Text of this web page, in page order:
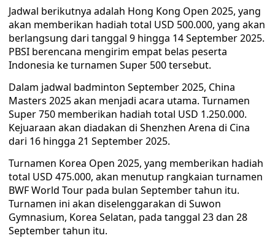
Jadwal berikutnya adalah Hong Kong Open 2025, yang
akan memberikan hadiah total USD 500.000, yang akan
berlangsung dari tanggal 9 hingga 14 September 2025.
PBSI berencana mengirim empat belas peserta
Indonesia ke turnamen Super 500 tersebut.
Dalam jadwal badminton September 2025, China
Masters 2025 akan menjadi acara utama. Turnamen
Super 750 memberikan hadiah total USD 1.250.000.
Kejuaraan akan diadakan di Shenzhen Arena di Cina
dari 16 hingga 21 September 2025.
Turnamen Korea Open 2025, yang memberikan hadiah
total USD 475.000, akan menutup rangkaian turnamen
BWF World Tour pada bulan September tahun itu.
Turnamen ini akan diselenggarakan di Suwon
Gymnasium, Korea Selatan, pada tanggal 23 dan 28
September tahun itu.